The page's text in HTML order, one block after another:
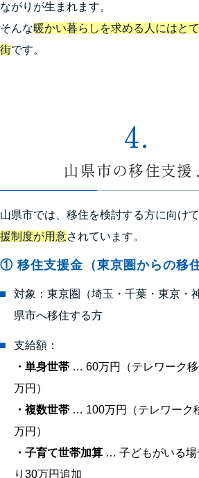
ながりが生まれます。
そんな暖かい暮らしを求める人にはと
街です。
4.
山県市の移住支援
山県市では、移住を検討する方に向けて
援制度が用意されています。
① 移住支援金（東京圏からの移住
対象：東京圏（埼玉・千葉・東京・
県市へ移住する方
支給額：
・単身世帯 … 60万円（テレワーク
万円）
・複数世帯 … 100万円（テレワーク
万円）
・子育て世帯加算 … 子どもがいる場
り30万円追加